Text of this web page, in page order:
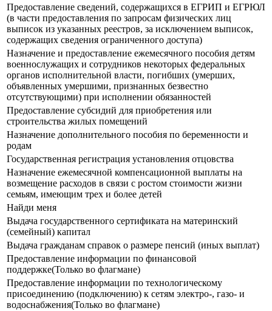
Предоставление сведений, содержащихся в ЕГРИП и ЕГРЮЛ
(в части предоставления по запросам физических лиц
выписок из указанных реестров, за исключением выписок,
содержащих сведения ограниченного доступа)
Назначение и предоставление ежемесячного пособия детям
военнослужащих и сотрудников некоторых федеральных
органов исполнительной власти, погибших (умерших,
объявленных умершими, признанных безвестно
отсутствующими) при исполнении обязанностей
Предоставление субсидий для приобретения или
строительства жилых помещений
Назначение дополнительного пособия по беременности и
родам
Государственная регистрация установления отцовства
Назначение ежемесячной компенсационной выплаты на
возмещение расходов в связи с ростом стоимости жизни
семьям, имеющим трех и более детей
Найди меня
Выдача государственного сертификата на материнский
(семейный) капитал
Выдача гражданам справок о размере пенсий (иных выплат)
Предоставление информации по финансовой
поддержке(Только во флагмане)
Предоставление информации по технологическому
присоединению (подключению) к сетям электро-, газо- и
водоснабжения(Только во флагмане)